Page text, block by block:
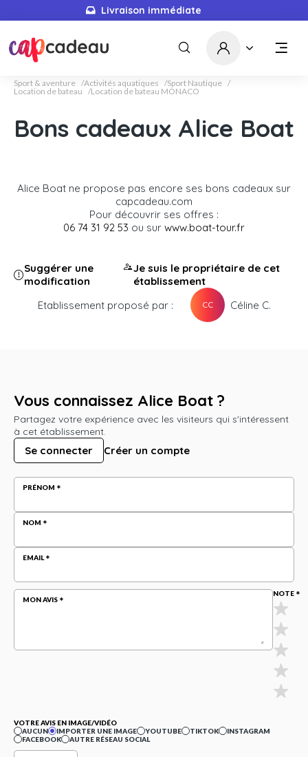
Livraison immédiate
Sport & aventure Activités aquatiques
Sport Nautique
Location de bateau
Location de bateau MONACO
Bons cadeaux Alice Boat
Alice Boat ne propose pas encore ses bons cadeaux sur
capcadeau.com
Pour découvrir ses offres :
06 74 31 92 53 ou sur www.boat-tour.fr
Suggérer une
modification
Je suis le propriétaire de cet
établissement
Etablissement proposé par :
CC Céline C.
Vous connaissez Alice Boat ?
Partagez votre expérience avec les visiteurs qui s'intéressent
à cet établissement.
Se connecter Créer un compte
PRÉNOM
NOM
EMAIL
MON AVIS
NOTE
VOTRE AVIS EN IMAGE/VIDÉO
AUCUN
IMPORTER UNE IMAGE YOUTUBE TIKTOK
INSTAGRAM
FACEBOOK
AUTRE RÉSEAU SOCIAL